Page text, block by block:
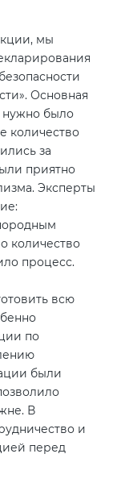
мы
Основная
нужно было
количество
за
приятно
Эксперты
количество
процесс.
всю
по
были
В
и
перед